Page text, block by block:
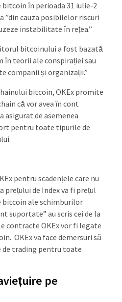
în perioada 31 iulie-2
”din cauza posibilelor riscuri
instabilitate în rețea.”
bitcoinului a fost bazată
în teorii ale conspirației sau
companii și organizații.”
bitcoin, OKEx promite
că vor avea în cont
asigurat de asemenea
pentru toate tipurile de
pentru scadențele care nu
de Index va fi prețul
ale schimburilor
suportate” au scris cei de la
contracte OKEx vor fi legate
OKEx va face demersuri să
trading pentru toate
pe